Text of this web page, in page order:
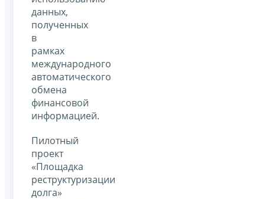
данных,
полученных
в
рамках
международного
автоматического
обмена
финансовой
информацией.
Пилотный
проект
«Площадка
реструктуризации
долга»